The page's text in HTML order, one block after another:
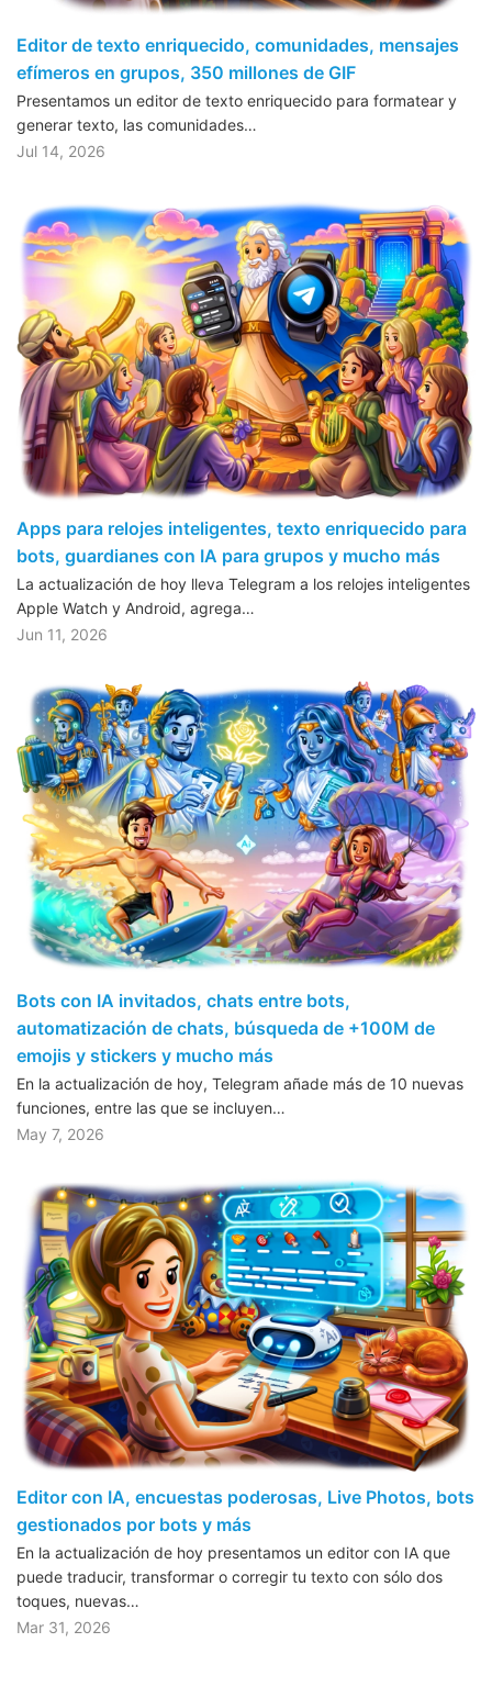
Editor de texto enriquecido, comunidades, mensajes
efímeros en grupos, 350 millones de GIF
Presentamos un editor de texto enriquecido para formatear y
generar texto, las comunidades…
Jul 14, 2026
Apps para relojes inteligentes, texto enriquecido para
bots, guardianes con IA para grupos y mucho más
La actualización de hoy lleva Telegram a los relojes inteligentes
Apple Watch y Android, agrega…
Jun 11, 2026
Bots con IA invitados, chats entre bots,
automatización de chats, búsqueda de +100M de
emojis y stickers y mucho más
En la actualización de hoy, Telegram añade más de 10 nuevas
funciones, entre las que se incluyen…
May 7, 2026
Editor con IA, encuestas poderosas, Live Photos, bots
gestionados por bots y más
En la actualización de hoy presentamos un editor con IA que
puede traducir, transformar o corregir tu texto con sólo dos
toques, nuevas…
Mar 31, 2026